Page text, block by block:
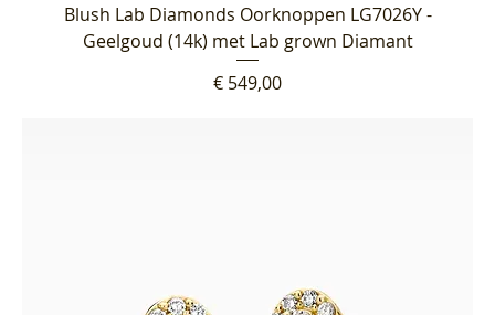
Blush Lab Diamonds Oorknoppen LG7026Y -
Geelgoud (14k) met Lab grown Diamant
Prijs
€ 549,00